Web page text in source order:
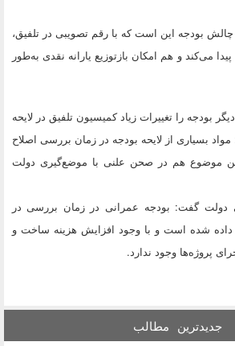
بودجه این است که با رقم تصویبی در تلفیق،
می‌کند و هم امکان بازتوزیع یارانه نقدی به‌طور
بودجه را تغییرات زیاد کمیسیون تلفیق در لایحه
بسیاری از لایحه بودجه در زمان بررسی اصلاح
موضوع هم در صحن علنی با موضع‌گیری دولت
دولت گفت: بودجه عمرانی در زمان بررسی در
شده است و با وجود افزایش هزینه ساخت و
پروژه‌ها وجود ندارد.
جدیدترین مطالب